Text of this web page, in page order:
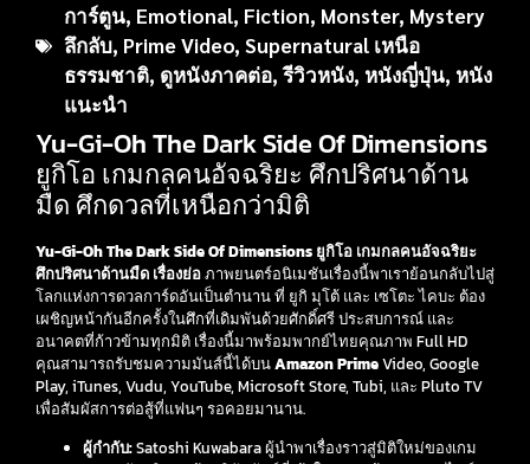
การ์ตูน, Emotional, Fiction, Monster, Mystery
ลึกลับ, Prime Video, Supernatural เหนือ
ธรรมชาติ, ดูหนังภาคต่อ,รีวิวหนัง, หนังญี่ปุ่น, หนัง
แนะนำ
Yu-Gi-Oh The Dark Side Of Dimensions
ยูกิโอ เกมกลคนอัจฉริยะ ศึกปริศนาด้าน
มืด ศึกดวลที่เหนือกว่ามิติ
Yu-Gi-Oh The Dark Side Of Dimensions ยูกิโอ เกมกลคนอัจฉริยะ
ศึกปริศนาด้านมืด เรื่องย่อภาพยนตร์อนิเมชันเรื่องนี้พาเราย้อนกลับไปสู่
โลกแห่งการดวลการ์ดอันเป็นตำนาน ที่ ยูกิ มุโต้ และ เซโตะ ไคบะ ต้อง
เผชิญหน้ากันอีกครั้งในศึกที่เดิมพันด้วยศักดิ์ศรี ประสบการณ์ และ
อนาคตที่ก้าวข้ามทุกมิติ เรื่องนี้มาพร้อมพากย์ไทยคุณภาพ Full HD
คุณสามารถรับชมความมันส์นี้ได้บนAmazon PrimeVideo, Google
Play, iTunes, Vudu, YouTube, Microsoft Store, Tubi, และ Pluto TV
เพื่อสัมผัสการต่อสู้ที่แฟนๆ รอคอยมานาน.
ผู้กำกับ:Satoshi Kuwabara ผู้นำพาเรื่องราวสู่มิติใหม่ของเกม